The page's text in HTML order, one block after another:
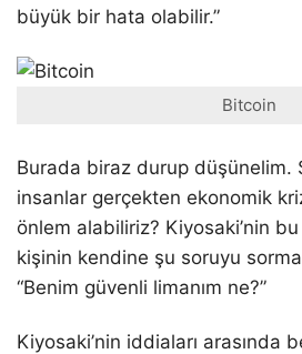
büyük bir hata olabilir.”
Bitcoin
Burada biraz durup düşünelim.
insanlar gerçekten ekonomik
önlem alabiliriz? Kiyosaki’nin bu
kişinin kendine şu soruyu
“Benim güvenli limanım ne?”
Kiyosaki’nin iddiaları arasında